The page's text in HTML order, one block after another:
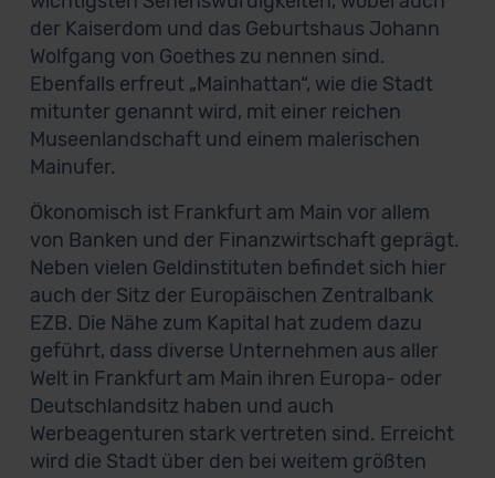
der Kaiserdom und das Geburtshaus Johann
Wolfgang von Goethes zu nennen sind.
Ebenfalls erfreut „Mainhattan“, wie die Stadt
mitunter genannt wird, mit einer reichen
Museenlandschaft und einem malerischen
Mainufer.
Ökonomisch ist Frankfurt am Main vor allem
von Banken und der Finanzwirtschaft geprägt.
Neben vielen Geldinstituten befindet sich hier
auch der Sitz der Europäischen Zentralbank
EZB. Die Nähe zum Kapital hat zudem dazu
geführt, dass diverse Unternehmen aus aller
Welt in Frankfurt am Main ihren Europa- oder
Deutschlandsitz haben und auch
Werbeagenturen stark vertreten sind. Erreicht
wird die Stadt über den bei weitem größten